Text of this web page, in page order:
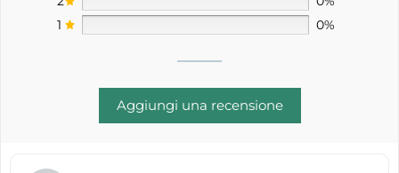
1
0%
Aggiungi una recensione